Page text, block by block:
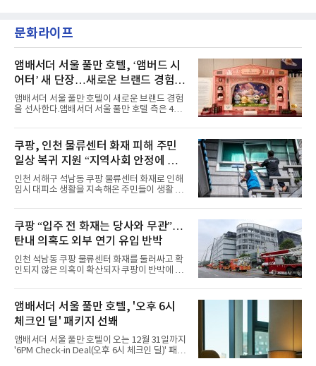
했다. “내 티, 5 bucks 바지는, 만원” 등 멤버들
의 라이프 스타일
MBC '쇼! 음악중심', SBS '인기가요' 등 주요 음
악방송 무대에 올라 화려한 퍼포먼스를 펼쳤다.
력을 앞세워 매 무대 색다른 볼거리를 선사했다.
특히 화사한 파스텔 톤의 비치웨어부터 청량한
마린룩, 햇살 아래 반짝이는 물결을 연상시키는
스커트, 강렬한 붉은 계열의 스타일링까지 각기
다른 매력을 선보였다. 브브걸은 다채로운 여름
패션을 완벽하게 소화하며 보
문화라이프
앰배서더 서울 풀만 호텔, ‘앰버드 시
어터’ 새 단장…새로운 브랜드 경험 선
사
앰배서더 서울 풀만 호텔이 새로운 브랜드 경험
을 선사한다.앰배서더 서울 풀만 호텔 측은 4일
이야기를 담은 인형 극장 콘셉트의 공간 ‘앰버드
시어터(Ambird Theater)’를 새롭게 선보인
다”고 밝혔다.앰배서더 서울 풀만 호텔은 로비
한편에 마련된 앰버드 존을 통해 앰버드의 세계
관을 소개해왔다. 앰버드 존은 앰버드가 우주여
행 중 수집한 다양한 굿즈를 전시한 '앰버드 플래
닛(Ambird Planet)과 계절별 플라워 연출로 사
라 극장을 모티브로 한 데코레이션으로 구성됐
다. 무대 공간 및 티켓 박스
쿠팡, 인천 물류센터 화재 피해 주민
일상 복귀 지원 “지역사회 안정에 총
력”
인천 서해구 석남동 쿠팡 물류센터 화재로 인해
임시 대피소 생활을 지속해온 주민들이 생활 터
필먼트서비스(CFS)가 지난 28일부터 화재 피해
주민을 대상으로 전문 출장 청소서비스 지원에
나섬으로써 본격적인 지역사회 복구 작업이 시
작된 것이다.대피소 주민 중심 청소 접수, 첫날
부터 2가구 지원 완료CFS는 신현초등학교, 신
현북초등학교, 신현여자중학교 등 인천 서해구
관내 임시 대피소 3곳에서 체류해온 화재 피해
민들의 호응 속에 CFS는 즉시 행동에 나섰다. 지
난 28일 오후 전문 청소업체와
쿠팡 “입주 전 화재는 당사와 무관”…
탄내 의혹도 외부 연기 유입 반박
인천 석남동 쿠팡 물류센터 화재를 둘러싸고 확
인되지 않은 의혹이 확산되자 쿠팡이 반박에 나
에 대해서는 외부 화재 연기 유입이라고 설명했
고, 2023년 같은 물류센터에서 발생한 화재에
대해서도 쿠팡 입주 전 공사 과정에서 벌어진 일
이라며 선을 그었다.쿠팡은 21일 인천 물류센터
내부에서 불이 타는 냄새가 났다는 의혹과 관련
해 “사실무근”이라는 입장을 밝혔다.회사 측은
“인근에서 지난 15일 다른 회사에서 발생한 대
앰배서더 서울 풀만 호텔, '오후 6시
체크인 딜' 패키지 선봬
앰배서더 서울 풀만 호텔이 오는 12월 31일까지
'6PM Check-in Deal(오후 6시 체크인 딜)' 패키